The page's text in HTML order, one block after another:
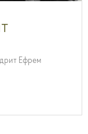
Ефрем